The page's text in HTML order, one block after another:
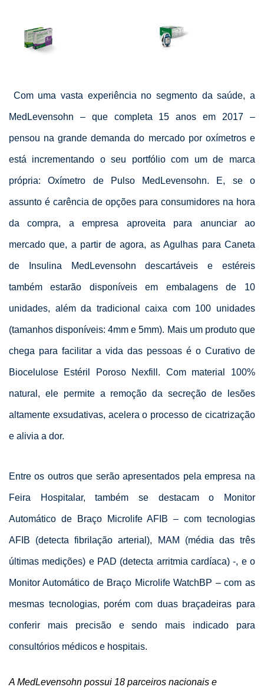
Com uma vasta experiência no segmento da saúde, a
MedLevensohn – que completa 15 anos em 2017 –
pensou na grande demanda do mercado por oxímetros e
está incrementando o seu portfólio com um de marca
própria: Oxímetro de Pulso MedLevensohn. E, se o
assunto é carência de opções para consumidores na hora
da compra, a empresa aproveita para anunciar ao
mercado que, a partir de agora, as Agulhas para Caneta
de Insulina MedLevensohn descartáveis e estéreis
também estarão disponíveis em embalagens de 10
unidades, além da tradicional caixa com 100 unidades
(tamanhos disponíveis: 4mm e 5mm). Mais um produto que
chega para facilitar a vida das pessoas é o Curativo de
Biocelulose Estéril Poroso Nexfill. Com material 100%
natural, ele permite a remoção da secreção de lesões
altamente exsudativas, acelera o processo de cicatrização
e alivia a dor.
Entre os outros que serão apresentados pela empresa na
Feira Hospitalar, também se destacam o Monitor
Automático de Braço Microlife AFIB – com tecnologias
AFIB (detecta fibrilação arterial), MAM (média das três
últimas medições) e PAD (detecta arritmia cardíaca) -, e o
Monitor Automático de Braço Microlife WatchBP – com as
mesmas tecnologias, porém com duas braçadeiras para
conferir mais precisão e sendo mais indicado para
consultórios médicos e hospitais.
A MedLevensohn possui 18 parceiros nacionais e